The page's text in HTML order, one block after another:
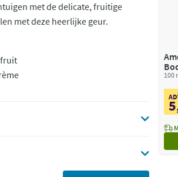
met de delicate, fruitige
met deze heerlijke geur.
fruit
100
5